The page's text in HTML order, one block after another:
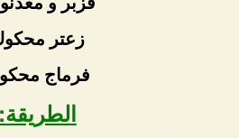
زعتر
فرماج
الطريقة: